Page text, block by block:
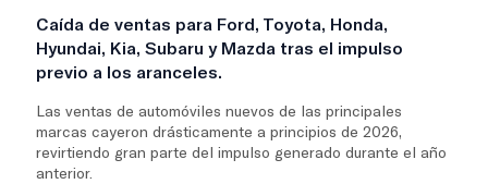
Caída de ventas para Ford, Toyota, Honda,
Hyundai, Kia, Subaru y Mazda tras el impulso
previo a los aranceles.
Las ventas de automóviles nuevos de las principales
marcas cayeron drásticamente a principios de 2026,
revirtiendo gran parte del impulso generado durante el año
anterior.